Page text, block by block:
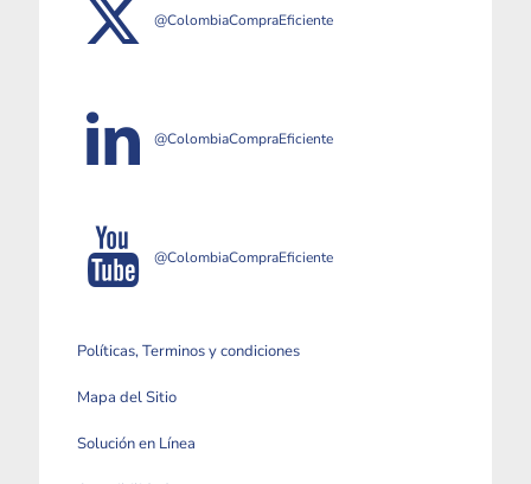
@ColombiaCompraEficiente
@ColombiaCompraEficiente
@ColombiaCompraEficiente
Políticas, Terminos y condiciones
Mapa del Sitio
Solución en Línea